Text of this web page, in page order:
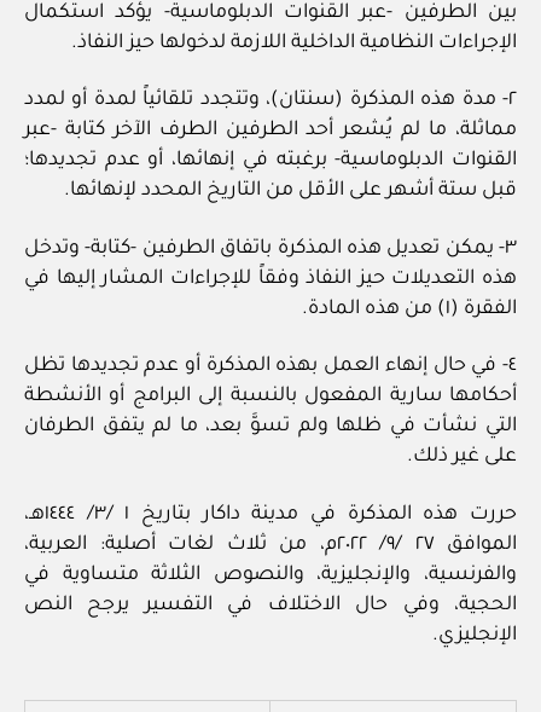
بين الطرفين -عبر القنوات الدبلوماسية- يؤكد استكمال
الإجراءات النظامية الداخلية اللازمة لدخولها حيز النفاذ.
٢- مدة هذه المذكرة (سنتان)، وتتجدد تلقائياً لمدة أو لمدد
مماثلة، ما لم يُشعر أحد الطرفين الطرف الآخر كتابة -عبر
القنوات الدبلوماسية- برغبته في إنهائها، أو عدم تجديدها؛
قبل ستة أشهر على الأقل من التاريخ المحدد لإنهائها.
٣- يمكن تعديل هذه المذكرة باتفاق الطرفين -كتابة- وتدخل
هذه التعديلات حيز النفاذ وفقاً للإجراءات المشار إليها في
الفقرة (١) من هذه المادة.
٤- في حال إنهاء العمل بهذه المذكرة أو عدم تجديدها تظل
أحكامها سارية المفعول بالنسبة إلى البرامج أو الأنشطة
التي نشأت في ظلها ولم تسوَّ بعد، ما لم يتفق الطرفان
على غير ذلك.
حررت هذه المذكرة في مدينة داكار بتاريخ ١ /٣/ ١٤٤٤هـ،
الموافق ٢٧ /٩/ ٢٠٢٢م، من ثلاث لغات أصلية: العربية،
والفرنسية، والإنجليزية، والنصوص الثلاثة متساوية في
الحجية، وفي حال الاختلاف في التفسير يرجح النص
الإنجليزي.